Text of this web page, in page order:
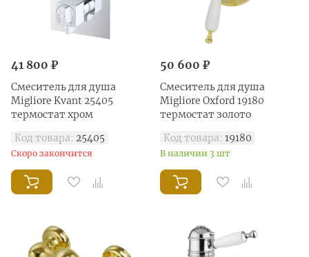
41 800 ₽
Смеситель для душа
Migliore Kvant 25405
термостат хром
Код товара: 25405
Скоро закончится
50 600 ₽
Смеситель для душа
Migliore Oxford 19180
термостат золото
Код товара: 19180
В наличии 3 шт